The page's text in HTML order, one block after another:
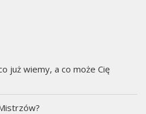
już wiemy, a co może Cię